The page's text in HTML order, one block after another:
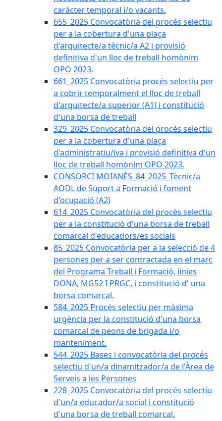
caràcter temporal i/o vacants.
655_2025 Convocatòria del procés selectiu
per a la cobertura d'una plaça
d'arquitecte/a tècnic/a A2 i provisió
definitiva d'un lloc de treball homònim
OPO 2023.
661_2025 Convocatòria procés selectiu per
a cobrir temporalment el lloc de treball
d'arquitecte/a superior (A1) i constitució
d'una borsa de treball
329_2025 Convocatòria del procés selectiu
per a la cobertura d'una plaça
d'administratiu/iva i provisió definitiva d'un
lloc de treball homònim OPO 2023.
CONSORCI MOIANÈS_84_2025_Tècnic/a
AODL de Suport a Formació i foment
d'ocupació (A2)
614_2025 Convocatòria del procès selectiu
per a la constitució d'una borsa de treball
comarcal d'educadors/es socials
85_2025 Convocatòria per a la selecció de 4
persones per a ser contractada en el marc
del Programa Treball i Formació, línies
DONA, MG52 I PRGC, i constitució d' una
borsa comarcal.
584_2025 Procés selectiu per màxima
urgència per la constitució d'una borsa
comarcal de peons de brigada i/o
manteniment.
544_2025 Bases i convocatòria del procés
selectiu d'un/a dinamitzador/a de l'Àrea de
Serveis a les Persones
228_2025 Convocatòria del procés selectiu
d'un/a educador/a social i constitució
d'una borsa de treball comarcal.